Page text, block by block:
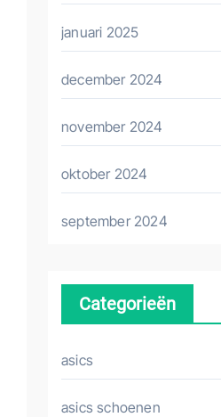
januari 2025
december 2024
november 2024
oktober 2024
september 2024
Categorieën
asics
asics schoenen